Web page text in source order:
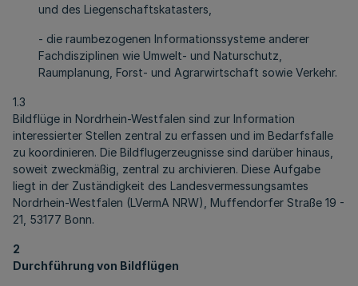
und des Liegenschaftskatasters,
- die raumbezogenen Informationssysteme anderer
Fachdisziplinen wie Umwelt- und Naturschutz,
Raumplanung, Forst- und Agrarwirtschaft sowie Verkehr.
1.3
Bildflüge in Nordrhein-Westfalen sind zur Information
interessierter Stellen zentral zu erfassen und im Bedarfsfalle
zu koordinieren. Die Bildflugerzeugnisse sind darüber hinaus,
soweit zweckmäßig, zentral zu archivieren. Diese Aufgabe
liegt in der Zuständigkeit des Landesvermessungsamtes
Nordrhein-Westfalen (LVermA NRW), Muffendorfer Straße 19 -
21, 53177 Bonn.
2
Durchführung von Bildflügen